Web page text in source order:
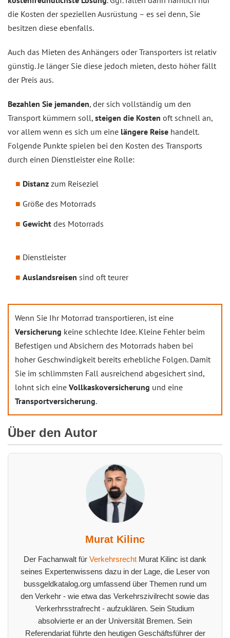
die Kosten der speziellen Ausrüstung – es sei denn, Sie
besitzen diese ebenfalls.
Auch das Mieten des Anhängers oder Transporters ist relativ
günstig. Je länger Sie diese jedoch mieten, desto höher fällt
der Preis aus.
Bezahlen Sie jemanden, der sich vollständig um den
Transport kümmern soll, steigen die Kosten oft schnell an,
vor allem wenn es sich um eine längere Reise handelt.
Folgende Punkte spielen bei den Kosten des Transports
durch einen Dienstleister eine Rolle:
Distanz zum Reiseziel
Größe des Motorrads
Gewicht des Motorrads
Dienstleister
Auslandsreisen sind oft teurer
Wenn Sie Ihr Motorrad transportieren, ist eine
Versicherung keine schlechte Idee. Kleine Fehler beim
Befestigen und Absichern des Motorrads haben bei
hoher Geschwindigkeit bereits erhebliche Folgen. Damit
Sie im schlimmsten Fall ausreichend abgesichert sind,
lohnt sich eine Vollkaskoversicherung und eine
Transportversicherung.
Über den Autor
Murat Kilinc
Der Fachanwalt für Verkehrsrecht Murat Kilinc ist dank
seines Expertenwissens dazu in der Lage, die Leser von
bussgeldkatalog.org umfassend über Themen rund um
den Verkehr - wie etwa das Verkehrszivilrecht sowie das
Verkerhrsstrafrecht - aufzuklären. Sein Studium
absolvierte er an der Universität Bremen. Sein
Referendariat führte den heutigen Geschäftsführer der